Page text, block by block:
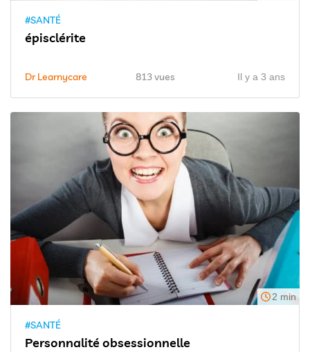
#SANTÉ
épisclérite
Dr Learnycare 813 vues Il y a 3 ans
2 min
#SANTÉ
Personnalité obsessionnelle